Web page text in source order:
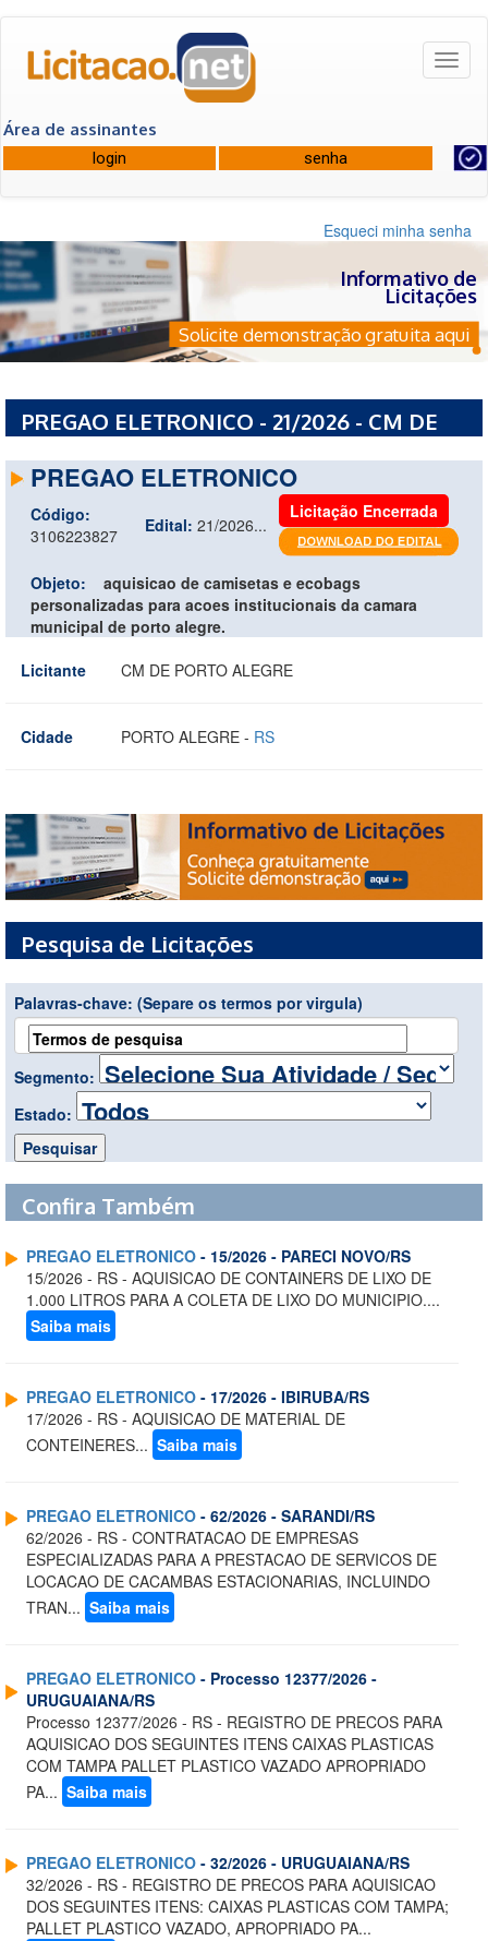
Área de assinantes
Esqueci minha senha
Informativo de
Licitações
Solicite demonstração gratuita aqui
PREGAO ELETRONICO - 21/2026 - CM DE
PREGAO ELETRONICO
Código:
3106223827
Edital: 21/2026...
Licitação Encerrada
Objeto:
aquisicao de camisetas e ecobags
personalizadas para acoes institucionais da camara
municipal de porto alegre.
Licitante
CM DE PORTO ALEGRE
Cidade PORTO ALEGRE - RS
Pesquisa de Licitações
Palavras-chave: (Separe os termos por virgula)
Segmento:
Estado:
Confira Também
PREGAO ELETRONICO - 15/2026 - PARECI NOVO/RS
15/2026 - RS - AQUISICAO DE CONTAINERS DE LIXO DE
1.000 LITROS PARA A COLETA DE LIXO DO MUNICIPIO....
Saiba mais
PREGAO ELETRONICO - 17/2026 - IBIRUBA/RS
17/2026 - RS - AQUISICAO DE MATERIAL DE
CONTEINERES... Saiba mais
PREGAO ELETRONICO - 62/2026 - SARANDI/RS
62/2026 - RS - CONTRATACAO DE EMPRESAS
ESPECIALIZADAS PARA A PRESTACAO DE SERVICOS DE
LOCACAO DE CACAMBAS ESTACIONARIAS, INCLUINDO
TRAN... Saiba mais
PREGAO ELETRONICO - Processo 12377/2026 -
URUGUAIANA/RS
Processo 12377/2026 - RS - REGISTRO DE PRECOS PARA
AQUISICAO DOS SEGUINTES ITENS CAIXAS PLASTICAS
COM TAMPA PALLET PLASTICO VAZADO APROPRIADO
PA... Saiba mais
PREGAO ELETRONICO - 32/2026 - URUGUAIANA/RS
32/2026 - RS - REGISTRO DE PRECOS PARA AQUISICAO
DOS SEGUINTES ITENS: CAIXAS PLASTICAS COM TAMPA;
PALLET PLASTICO VAZADO, APROPRIADO PA...